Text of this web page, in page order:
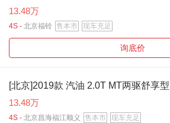
13.48万
4S - 北京福铃 售本市 现车充足
询底价
[北京]2019款 汽油 2.0T MT两驱舒享型
13.48万
4S - 北京昌海福江顺义 售本市 现车充足